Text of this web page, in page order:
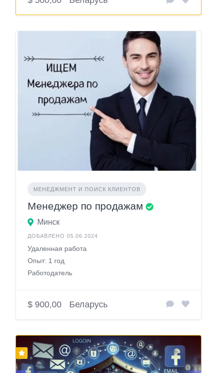
МЕНЕДЖМЕНТ И ПОИСК КЛИЕНТОВ
Менеджер по продажам
Минск
ДОБАВЛЕНО 05.06.2024
Удаленная работа
Опыт: 1 год
Работодатель
$ 900,00 Беларусь